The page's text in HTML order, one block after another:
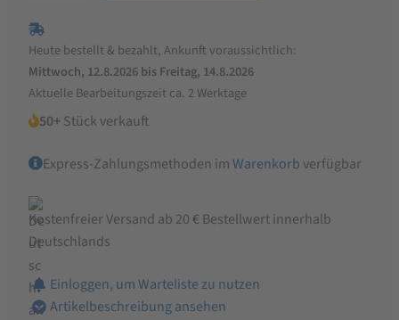
Art
Champagne
Menge
Heute bestellt & bezahlt, Ankunft voraussichtlich:
Mittwoch, 12.8.2026 bis Freitag, 14.8.2026
Aktuelle Bearbeitungszeit ca. 2 Werktage
50+Stück verkauft
Express-Zahlungsmethoden imWarenkorb verfügbar
Kostenfreier Versand ab 20 € Bestellwert innerhalb
Deutschlands
Einloggen, um Warteliste zu nutzen
Artikelbeschreibung ansehen